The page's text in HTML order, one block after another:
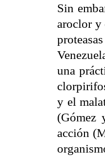
Sin
aroclor y
una
y el
(Gómez
acción